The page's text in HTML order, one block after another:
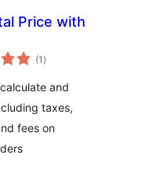
Price with
(1 कुल
रेटिङ्गहरू
)
and
taxes,
fees on